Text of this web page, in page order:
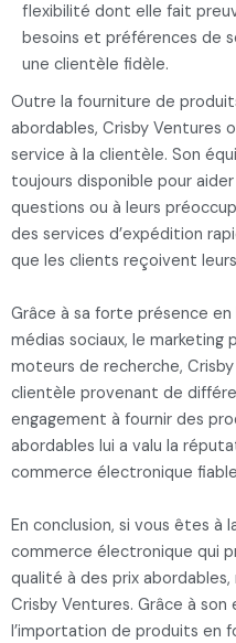
flexibilité dont elle fait
besoins et préférences de
une clientèle fidèle.
Outre la fourniture de
abordables, Crisby Ventures
service à la clientèle. Son
toujours disponible pour
questions ou à leurs
des services d’expédition
que les clients reçoivent
Grâce à sa forte présence
médias sociaux, le marketing
moteurs de recherche,
clientèle provenant de
engagement à fournir des
abordables lui a valu la
commerce électronique
En conclusion, si vous êtes à
commerce électronique qui
qualité à des prix
Crisby Ventures. Grâce à
l’importation de produits en